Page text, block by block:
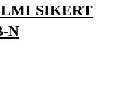
SIKERT
N